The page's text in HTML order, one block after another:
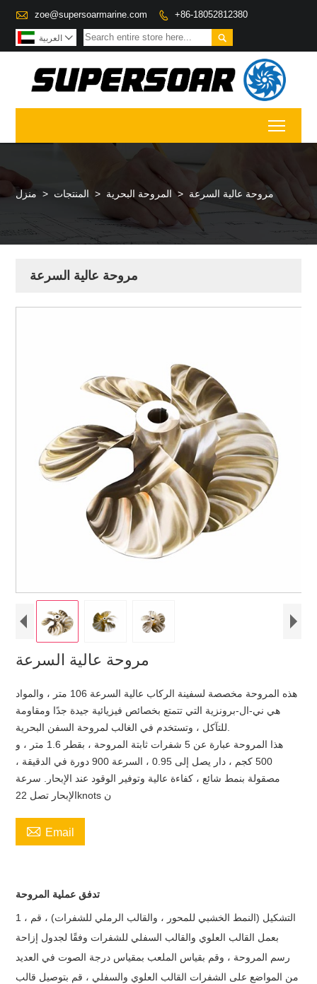
 zoe@supersoarmarine.com  +86-18052812380
 العربية 
منزل > المنتجات > المروحة البحرية > مروحة عالية السرعة
مروحة عالية السرعة
مروحة عالية السرعة
هذه المروحة مخصصة لسفينة الركاب عالية السرعة 106 متر ، والمواد
هي ني-ال-برونزية التي تتمتع بخصائص فيزيائية جيدة جدًا ومقاومة
هذا المروحة عبارة عن 5 شفرات ثابتة المروحة ، بقطر 1.6 متر ، و
500 كجم ، دار يصل إلى 0.95 ، السرعة 900 دورة في الدقيقة ،
مصقولة بنمط شائع ، كفاءة عالية وتوفير الوقود عند الإبحار. سرعة
الإبحار تصل 22knots ن
 Email
تدفق عملية المروحة
1 ، التشكيل (النمط الخشبي للمحور ، والقالب الرملي للشفرات) ، قم
بعمل القالب العلوي والقالب السفلي للشفرات وفقًا لجدول إزاحة
رسم المروحة ، وقم بقياس الملعب بمقياس درجة الصوت في العديد
من المواضع على الشفرات القالب العلوي والسفلي ، قم بتوصيل قالب